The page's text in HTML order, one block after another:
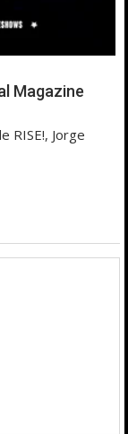
Magazine
RISE!, Jorge